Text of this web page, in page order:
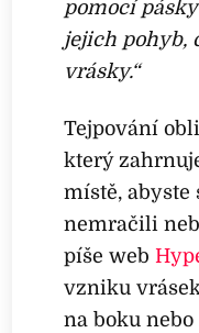
pomocí
jejich pohyb,
vrásky.“
Tejpování
který
místě, abyste
nemračili
píše web
vzniku
na boku